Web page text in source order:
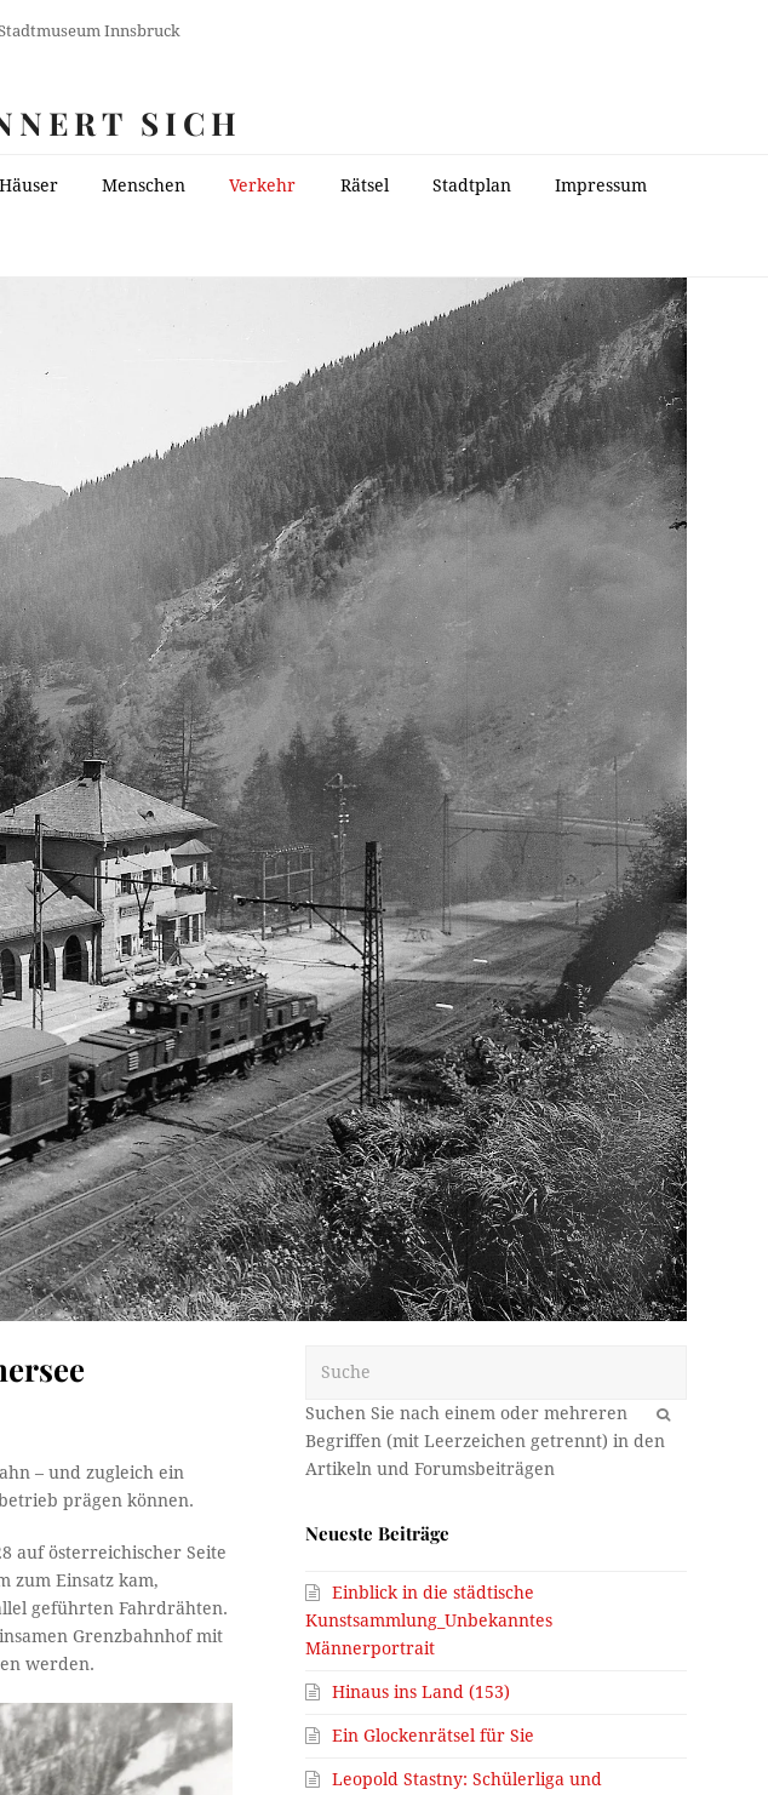
Innsbruck
SICH
Häuser Menschen Verkehr Rätsel Stadtplan Impressum
– und zugleich ein
prägen können.
auf österreichischer Seite
zum Einsatz kam,
geführten Fahrdrähten.
Grenzbahnhof mit
werden.
OK
Neueste Beiträge
Einblick in die städtische
Kunstsammlung_Unbekanntes
Männerportrait
Hinaus ins Land (153)
Ein Glockenrätsel für Sie
Leopold Stastny: Schülerliga und